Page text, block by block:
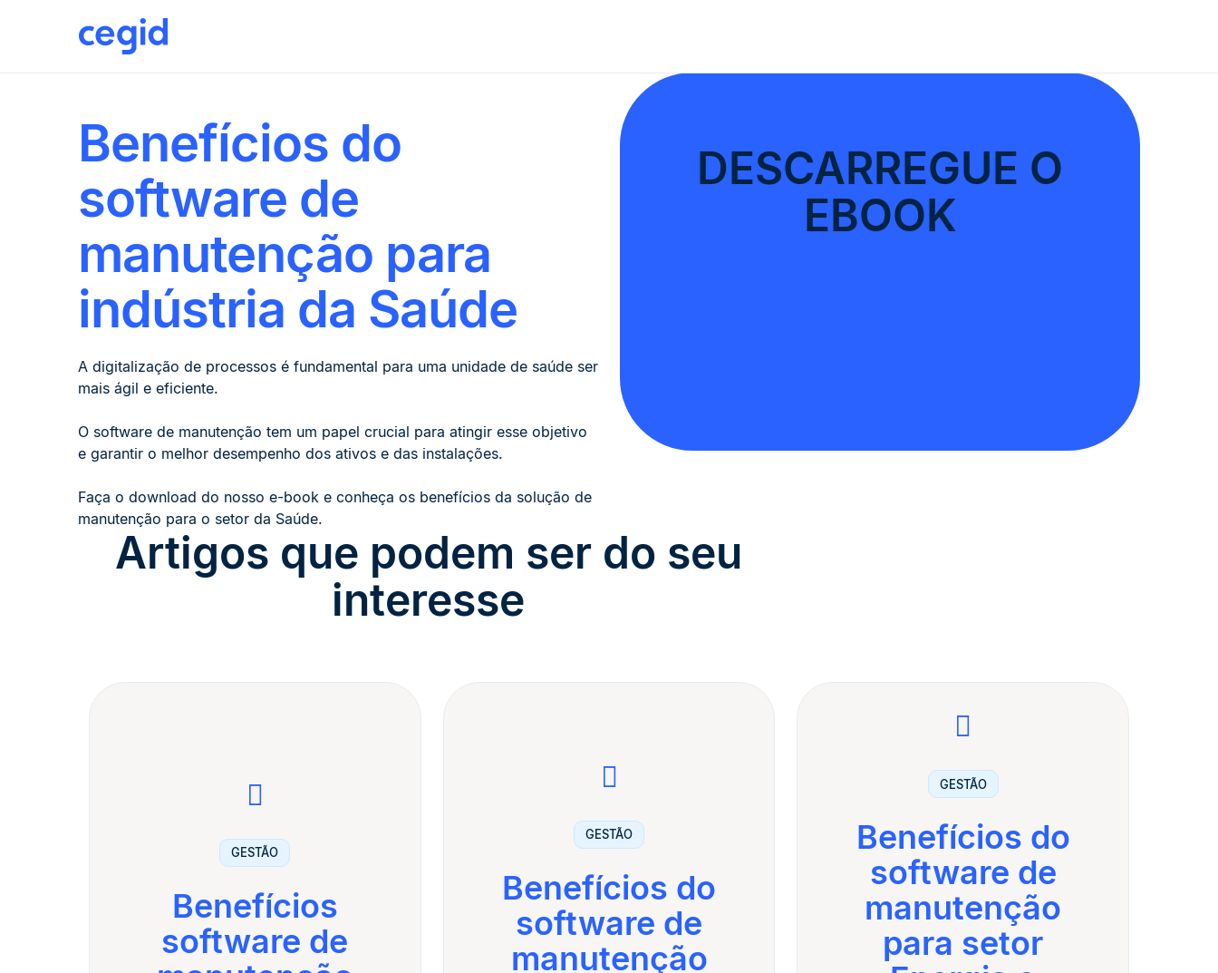
Benefícios do
software de
manutenção para
indústria da Saúde
A digitalização de processos é fundamental para uma unidade de saúde ser
mais ágil e eficiente.
O software de manutenção tem um papel crucial para atingir esse objetivo
e garantir o melhor desempenho dos ativos e das instalações.
Faça o download do nosso e-book e conheça os benefícios da solução de
manutenção para o setor da Saúde.
DESCARREGUE O
EBOOK
Artigos que podem ser do seu
interesse
GESTÃO
Benefícios
software de
GESTÃO
Benefícios do
software de
manutenção
GESTÃO
Benefícios do
software de
manutenção
para setor